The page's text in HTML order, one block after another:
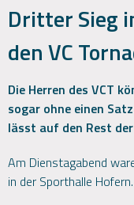
Dritter Sieg
den VC
Die Herren des VCT
sogar ohne einen
lässt auf den Rest
Am Dienstagabend
in der Sporthalle Hofern.